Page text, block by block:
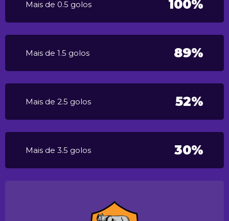
Mais de 0.5 golos 100%
Mais de 1.5 golos 89%
Mais de 2.5 golos 52%
Mais de 3.5 golos 30%